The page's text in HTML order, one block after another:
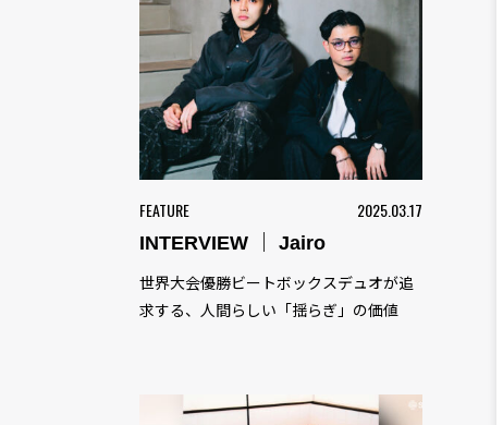
FEATURE 2025.03.17
INTERVIEW ｜ Jairo
世界大会優勝ビートボックスデュオが追
求する、人間らしい「揺らぎ」の価値